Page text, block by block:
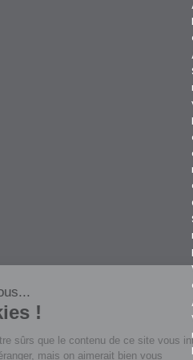
les Cookies !
On a attendu d'être sûrs que le
avant de vous déranger, mais on